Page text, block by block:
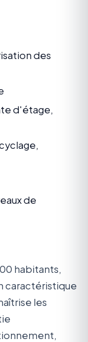
des
d'étage,
de
habitants,
caractéristique
les